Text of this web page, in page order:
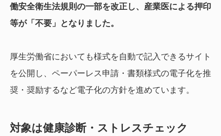
働安全衛生法規則の一部を改正し、産業医による押印
等が「不要」となりました。
厚生労働省においても様式を自動で記入できるサイト
を公開し、ペーパーレス申請・書類様式の電子化を推
奨・奨励するなど電子化の方針を進めています。
対象は健康診断・ストレスチェック